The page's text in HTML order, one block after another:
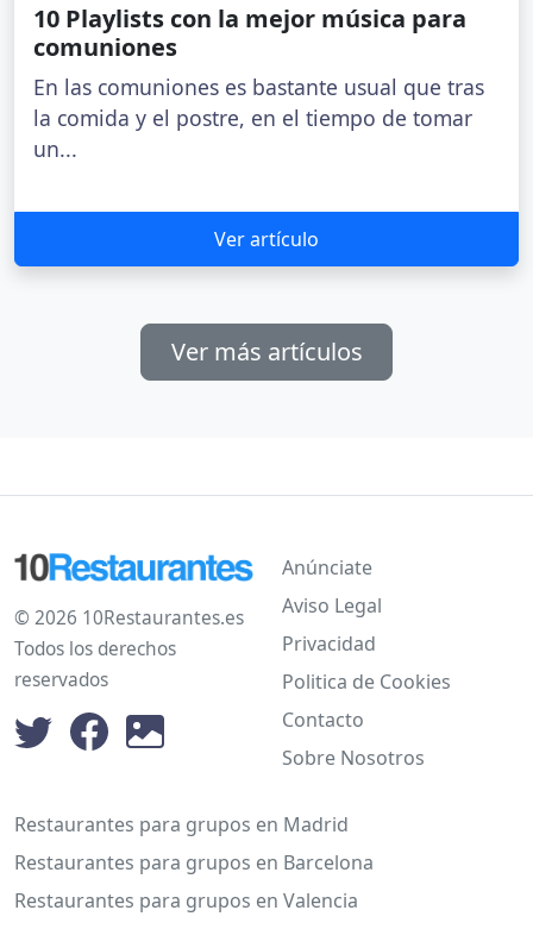
10 Playlists con la mejor música para
comuniones
En las comuniones es bastante usual que tras
la comida y el postre, en el tiempo de tomar
un...
Ver artículo
Ver más artículos
© 2026 10Restaurantes.es
Todos los derechos
reservados
Anúnciate
Aviso Legal
Privacidad
Politica de Cookies
Contacto
Sobre Nosotros
Restaurantes para grupos en Madrid
Restaurantes para grupos en Barcelona
Restaurantes para grupos en Valencia